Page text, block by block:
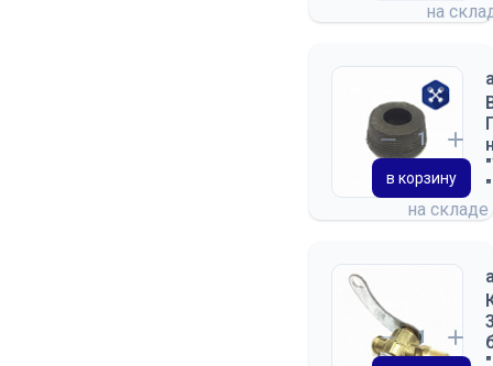
на
на складе
в корзину